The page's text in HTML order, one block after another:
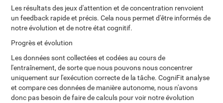
Les résultats des jeux d'attention et de concentration renvoient
un feedback rapide et précis. Cela nous permet d'être informés de
notre évolution et de notre état cognitif.
Progrès et évolution
Les données sont collectées et codées au cours de
l'entraînement, de sorte que nous pouvons nous concentrer
uniquement sur l'exécution correcte de la tâche. CogniFit analyse
et compare ces données de manière autonome, nous n'avons
donc pas besoin de faire de calculs pour voir notre évolution